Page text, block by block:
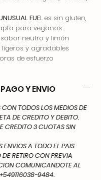
FUEL es sin gluten,
para veganos.
neutro y limón
y agradables
de esfuerzo
Y ENVIO
TODOS LOS MEDIOS DE
DE CREDITO Y DEBITO.
CREDITO 3 CUOTAS SIN
ENVIOS A TODO EL PAIS.
DE RETIRO CON PREVIA
COMUNICANDOTE AL
9484.